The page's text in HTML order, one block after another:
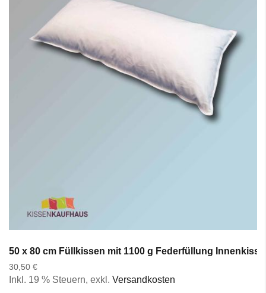
50 x 80 cm Füllkissen mit 1100 g Federfüllung
30,50 €
Inkl. 19 % Steuern, exkl. Versandkosten